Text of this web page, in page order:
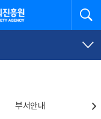
부서안내